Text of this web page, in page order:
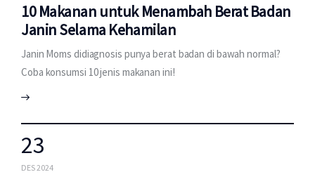
10 Makanan untuk Menambah Berat Badan
Janin Selama Kehamilan
Janin Moms didiagnosis punya berat badan di bawah normal?
Coba konsumsi 10 jenis makanan ini!
23
DES 2024